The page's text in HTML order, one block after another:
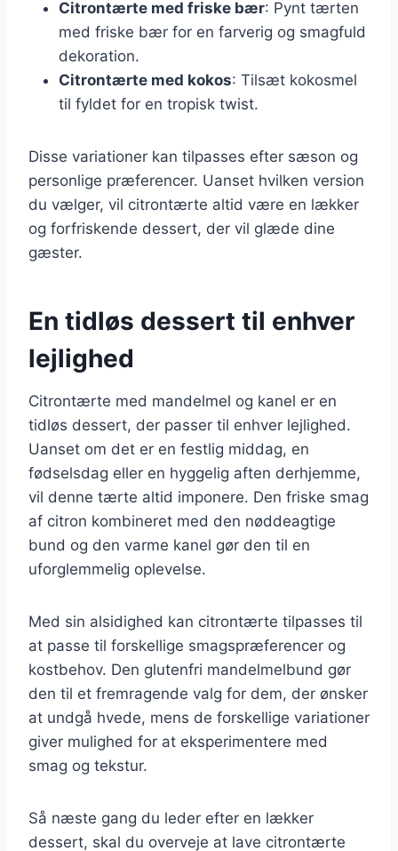
Citrontærte med friske bær: Pynt tærten
med friske bær for en farverig og smagfuld
dekoration.
Citrontærte med kokos: Tilsæt kokosmel
til fyldet for en tropisk twist.
Disse variationer kan tilpasses efter sæson og
personlige præferencer. Uanset hvilken version
du vælger, vil citrontærte altid være en lækker
og forfriskende dessert, der vil glæde dine
gæster.
En tidløs dessert til enhver
lejlighed
Citrontærte med mandelmel og kanel er en
tidløs dessert, der passer til enhver lejlighed.
Uanset om det er en festlig middag, en
fødselsdag eller en hyggelig aften derhjemme,
vil denne tærte altid imponere. Den friske smag
af citron kombineret med den nøddeagtige
bund og den varme kanel gør den til en
uforglemmelig oplevelse.
Med sin alsidighed kan citrontærte tilpasses til
at passe til forskellige smagspræferencer og
kostbehov. Den glutenfri mandelmelbund gør
den til et fremragende valg for dem, der ønsker
at undgå hvede, mens de forskellige variationer
giver mulighed for at eksperimentere med
smag og tekstur.
Så næste gang du leder efter en lækker
dessert, skal du overveje at lave citrontærte